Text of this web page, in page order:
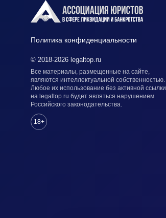
Политика конфиденциальности
© 2018-2026 legaltop.ru
Все материалы, размещенные на сайте,
являются интеллектуальной собственностью.
Любое их использование без активной ссылки
на legaltop.ru будет являться нарушением
Российского законодательства.
18+